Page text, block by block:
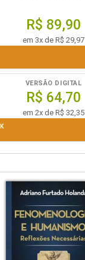
R$ 89,90
em 3x de R$ 29,97
VERSÃO DIGITAL
R$ 64,70
em 2x de R$ 32,35